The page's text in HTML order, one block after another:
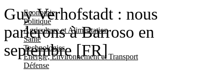
Economie
Politique
Agriculture et Alimentation
Santé
Technologies
Energie, Environnement et Transport
Défense
Guy Verhofstadt : nous
parlerons à Barroso en
septembre [FR]